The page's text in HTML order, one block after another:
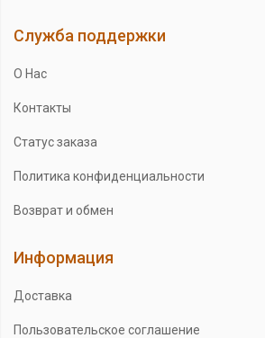
Служба поддержки
О Нас
Контакты
Статус заказа
Политика конфиденциальности
Возврат и обмен
Информация
Доставка
Пользовательское соглашение